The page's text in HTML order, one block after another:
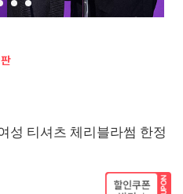
성 티셔츠 체리블라썸 한정